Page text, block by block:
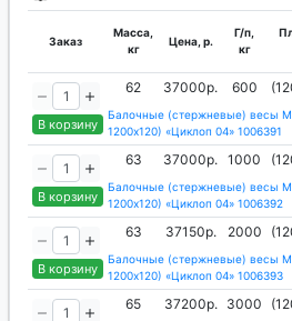
Заказ
Масса,
кг
Цена, р.
Г/п,
кг
В корзину
62 37000р. 600
Балочные (стержневые) весы
1200х120) «Циклоп 04» 1006391
В корзину
63 37000р. 1000
Балочные (стержневые) весы
1200х120) «Циклоп 04» 1006392
В корзину
63 37150р. 2000
Балочные (стержневые) весы
1200х120) «Циклоп 04» 1006393
65 37200р. 3000